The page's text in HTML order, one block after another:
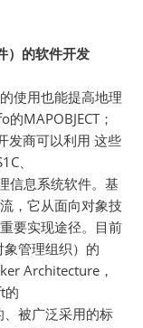
）的软件开发
使用也能提高地理
MAPOBJECT；
发商可以利用 这些
、
信息系统软件。基
，它从面向对象技
要实现途径。目前
管理组织）的
Architecture，
的
被广泛采用的标